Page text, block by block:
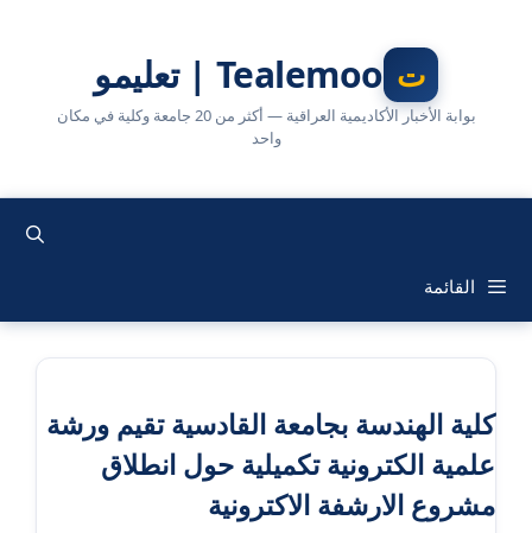
Tealemoo | تعليمو
بوابة الأخبار الأكاديمية العراقية — أكثر من 20 جامعة وكلية في مكان
واحد
القائمة
كلية الهندسة بجامعة القادسية تقيم ورشة
علمية الكترونية تكميلية حول انطلاق
مشروع الارشفة الاكترونية